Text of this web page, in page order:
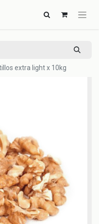
extra light x 10kg